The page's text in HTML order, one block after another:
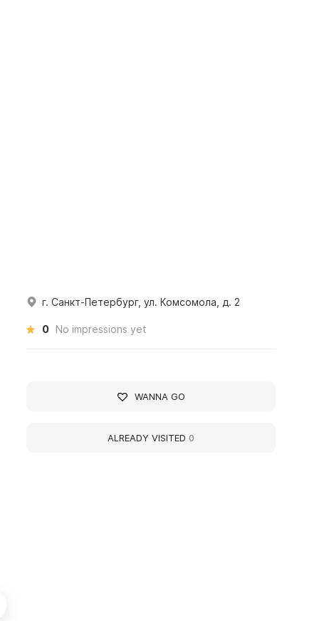
г. Санкт-Петербург, ул. Комсомола, д. 2
0 No impressions yet
WANNA GO
ALREADY VISITED 0